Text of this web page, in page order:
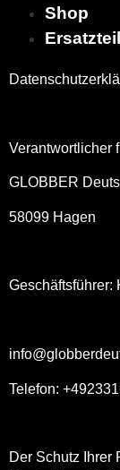
Shop
Verantwortlicher
GLOBBER
58099 Hagen
Geschäftsführer:
Telefon:
Der Schutz Ihrer